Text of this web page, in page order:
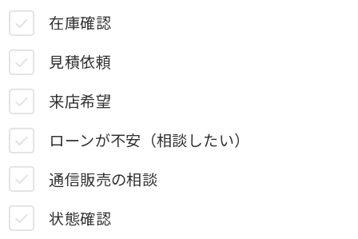
在庫確認
見積依頼
来店希望
ローンが不安（相談したい）
通信販売の相談
状態確認